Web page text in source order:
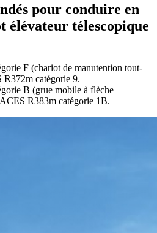
pour conduire en
élévateur télescopique
F (chariot de manutention tout-
catégorie 9.
B (grue mobile à flèche
R383m catégorie 1B.